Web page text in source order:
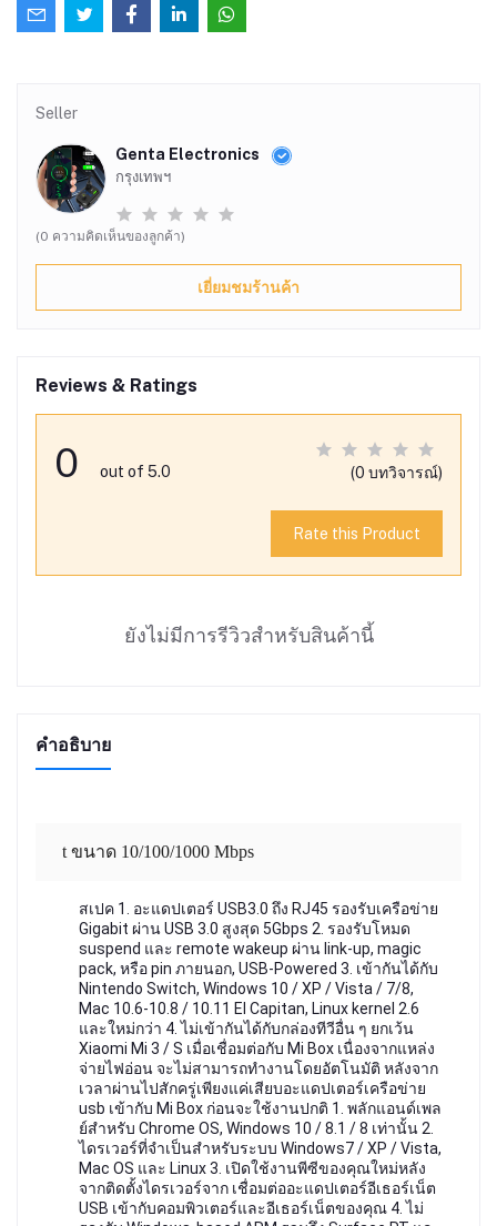
Seller
Genta Electronics
กรุงเทพฯ
(0 ความคิดเห็นของลูกค้า)
เยี่ยมชมร้านค้า
Reviews & Ratings
0 out of 5.0 (0 บทวิจารณ์)
Rate this Product
ยังไม่มีการรีวิวสำหรับสินค้านี้
คำอธิบาย
t ขนาด 10/100/1000 Mbps
สเปค 1. อะแดปเตอร์ USB3.0 ถึง RJ45 รองรับเครือข่าย
Gigabit ผ่าน USB 3.0 สูงสุด 5Gbps 2. รองรับโหมด
suspend และ remote wakeup ผ่าน link-up, magic
pack, หรือ pin ภายนอก, USB-Powered 3. เข้ากันได้กับ
Nintendo Switch, Windows 10 / XP / Vista / 7/8,
Mac 10.6-10.8 / 10.11 El Capitan, Linux kernel 2.6
และใหม่กว่า 4. ไม่เข้ากันได้กับกล่องทีวีอื่น ๆ ยกเว้น
Xiaomi Mi 3 / S เมื่อเชื่อมต่อกับ Mi Box เนื่องจากแหล่ง
จ่ายไฟอ่อน จะไม่สามารถทำงานโดยอัตโนมัติ หลังจาก
เวลาผ่านไปสักครู่เพียงแค่เสียบอะแดปเตอร์เครือข่าย
usb เข้ากับ Mi Box ก่อนจะใช้งานปกติ 1. พลักแอนด์เพล
ย์สำหรับ Chrome OS, Windows 10 / 8.1 / 8 เท่านั้น 2.
ไดรเวอร์ที่จำเป็นสำหรับระบบ Windows7 / XP / Vista,
Mac OS และ Linux 3. เปิดใช้งานพีซีของคุณใหม่หลัง
จากติดตั้งไดรเวอร์จาก เชื่อมต่ออะแดปเตอร์อีเธอร์เน็ต
USB เข้ากับคอมพิวเตอร์และอีเธอร์เน็ตของคุณ 4. ไม่